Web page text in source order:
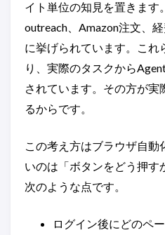
イト単位の知見を置きます
outreach、Amazon注文、
に挙げられています。これ
り、実際のタスクから
されています。その方が実
るからです。
この考え方はブラウザ自動
いのは「ボタンをどう押す
次のような点です。
ログイン後にどのペ